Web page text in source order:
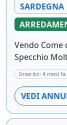
SARDEGNA
Vendo Come
Specchio
Inserito: 4 mesi fa
VEDI